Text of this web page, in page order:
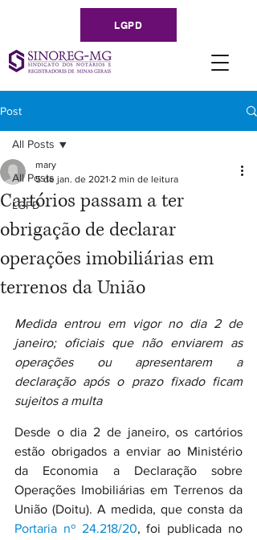
LGPD
Post
All Posts
LGPD
All Posts
Cartórios passam a ter
obrigação de declarar
operações imobiliárias em
terrenos da União
mary
5 de jan. de 2021 2 min de leitura
Medida entrou em vigor no dia 2 de
janeiro; oficiais que não enviarem as
operações ou apresentarem a
declaração após o prazo fixado ficam
sujeitos a multa
Desde o dia 2 de janeiro, os cartórios
estão obrigados a enviar ao Ministério
da Economia a Declaração sobre
Operações Imobiliárias em Terrenos da
Portaria nº 24.218/20, foi publicada no